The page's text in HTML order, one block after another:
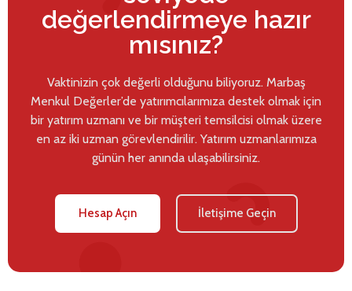
değerlendirmeye hazır
mısınız?
Vaktinizin çok değerli olduğunu biliyoruz. Marbaş
Menkul Değerler’de yatırımcılarımıza destek olmak için
bir yatırım uzmanı ve bir müşteri temsilcisi olmak üzere
en az iki uzman görevlendirilir. Yatırım uzmanlarımıza
günün her anında ulaşabilirsiniz.
Hesap Açın İletişime Geçin